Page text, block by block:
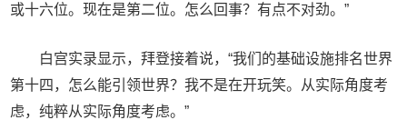
或十六位。现在是第二位。怎么回事？有点不对劲。”
白宫实录显示，拜登接着说，“我们的基础设施排名世界
第十四，怎么能引领世界？我不是在开玩笑。从实际角度考
虑，纯粹从实际角度考虑。”